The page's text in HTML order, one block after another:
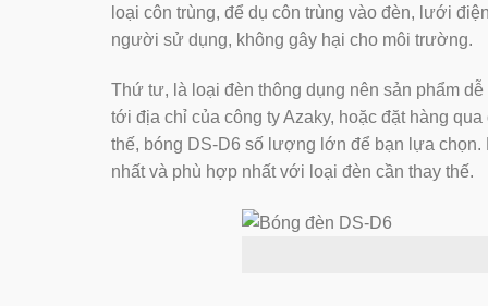
loại côn trùng, để dụ côn trùng vào đèn, lưới
người sử dụng, không gây hại cho môi trường.
Thứ tư, là loại đèn thông dụng nên sản phẩm
tới địa chỉ của công ty Azaky, hoặc đặt hàng
thế, bóng DS-D6 số lượng lớn để bạn lựa
nhất và phù hợp nhất với loại đèn cần thay thế.